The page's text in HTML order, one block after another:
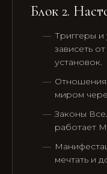
Блок 2.
Триггеры и
зависеть
установок.
миром
Законы
работает
мечтать и